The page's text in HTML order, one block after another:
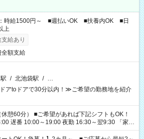
時給1500円～ ■週払いOK ■扶養内OK ■日
上
給あり
全額支給
/ 北池袋駅 / …
アtoドアで30分以内！≫ご希望の勤務地を紹介
あれば下記シフトもOK！
遅番 10:00～19:00 夜勤 16:30～翌9:30 「家族
たい」 「余裕を持って夕飯の準備がしたい」